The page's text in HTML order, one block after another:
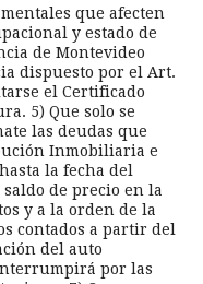
que afecten
y estado de
de Montevideo
dispuesto por el Art.
el Certificado
5) Que solo se
las deudas que
Inmobiliaria e
la fecha del
de precio en la
y a la orden de la
contados a partir del
del auto
por las